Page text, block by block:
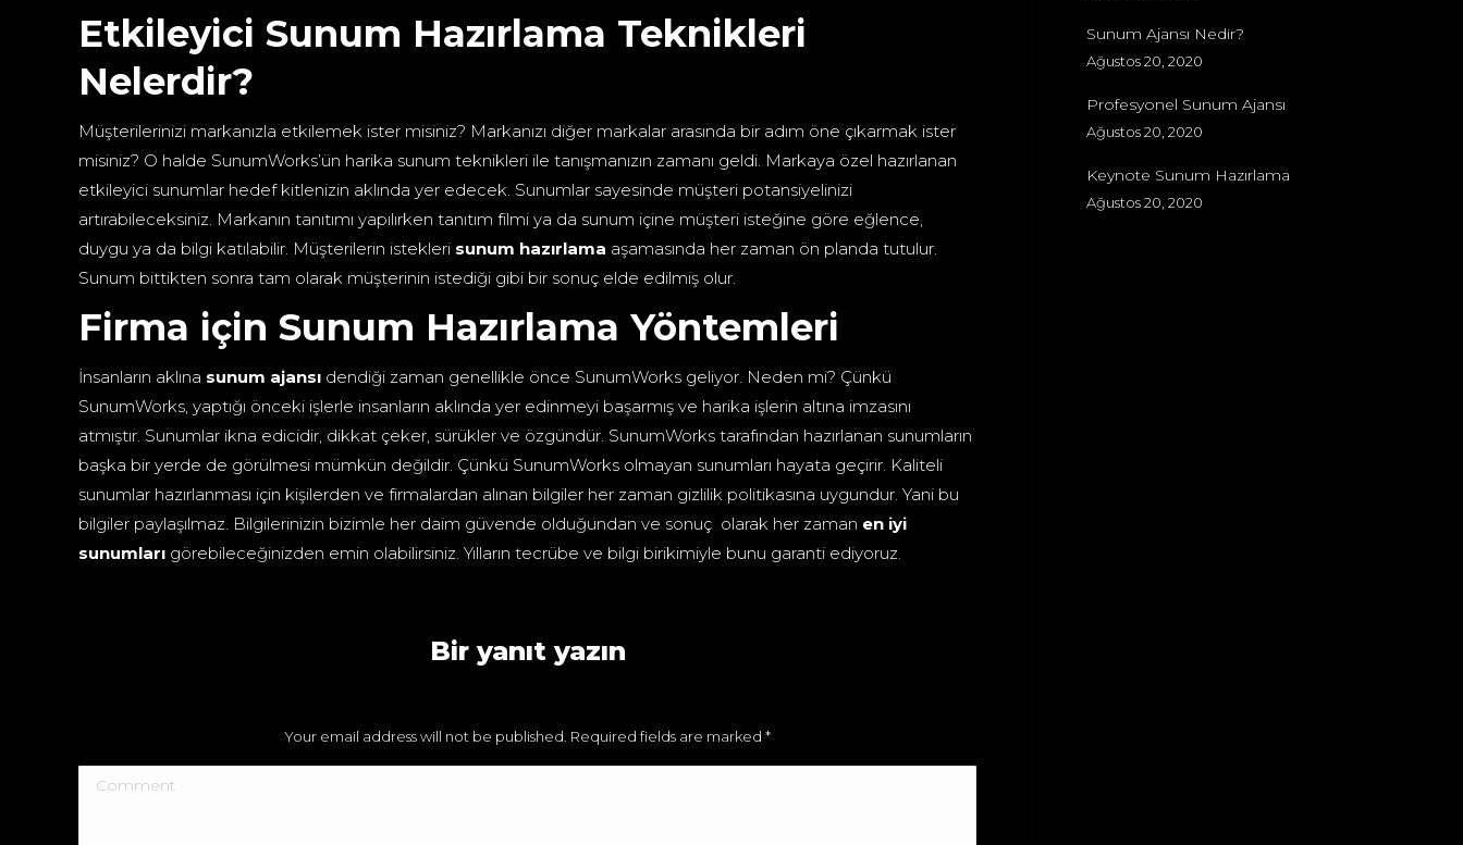
Etkileyici Sunum Hazırlama Teknikleri
Nelerdir?
Müşterilerinizi markanızla etkilemek ister misiniz? Markanızı diğer markalar arasında bir adım öne çıkarmak ister
misiniz? O halde SunumWorks’ün harika sunum teknikleri ile tanışmanızın zamanı geldi. Markaya özel hazırlanan
etkileyici sunumlar hedef kitlenizin aklında yer edecek. Sunumlar sayesinde müşteri potansiyelinizi
artırabileceksiniz. Markanın tanıtımı yapılırken tanıtım filmi ya da sunum içine müşteri isteğine göre eğlence,
duygu ya da bilgi katılabilir. Müşterilerin istekleri sunum hazırlama aşamasında her zaman ön planda tutulur.
Sunum bittikten sonra tam olarak müşterinin istediği gibi bir sonuç elde edilmiş olur.
Firma için Sunum Hazırlama Yöntemleri
İnsanların aklına sunum ajansı dendiği zaman genellikle önce SunumWorks geliyor. Neden mi? Çünkü
SunumWorks, yaptığı önceki işlerle insanların aklında yer edinmeyi başarmış ve harika işlerin altına imzasını
atmıştır. Sunumlar ikna edicidir, dikkat çeker, sürükler ve özgündür. SunumWorks tarafından hazırlanan sunumların
başka bir yerde de görülmesi mümkün değildir. Çünkü SunumWorks olmayan sunumları hayata geçirir. Kaliteli
sunumlar hazırlanması için kişilerden ve firmalardan alınan bilgiler her zaman gizlilik politikasına uygundur. Yani bu
bilgiler paylaşılmaz. Bilgilerinizin bizimle her daim güvende olduğundan ve sonuç olarak her zaman en iyi
sunumları görebileceğinizden emin olabilirsiniz. Yılların tecrübe ve bilgi birikimiyle bunu garanti ediyoruz.
Bir yanıt yazın
Your email address will not be published. Required fields are marked *
Comment
Sunum Ajansı Nedir?
Ağustos 20, 2020
Profesyonel Sunum Ajansı
Ağustos 20, 2020
Keynote Sunum Hazırlama
Ağustos 20, 2020